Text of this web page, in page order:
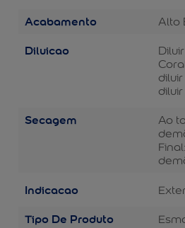
Acabamento Alto
Diluicao
Secagem
Ao
Indicacao
Tipo De Produto